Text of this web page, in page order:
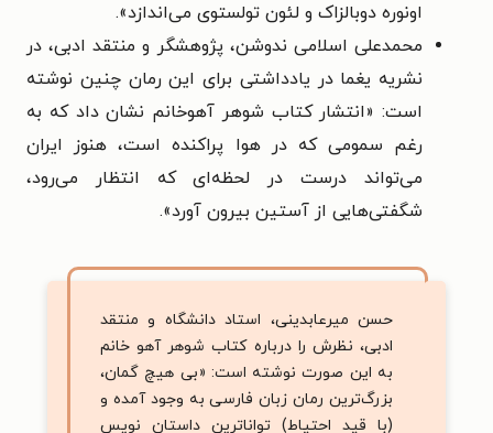
اونوره دوبالزاک و لئون تولستوی می‌اندازد».
محمدعلی اسلامی ندوشن، پژوهشگر و منتقد ادبی، در
نشریه یغما در یادداشتی برای این رمان چنین نوشته
است: «انتشار کتاب شوهر آهوخانم نشان داد که به
رغم سمومی که در هوا پراکنده است، هنوز ایران
می‌تواند درست در لحظه‌ای که انتظار می‌رود،
شگفتی‌هایی از آستین بیرون آورد».
حسن میرعابدینی، استاد دانشگاه و منتقد
ادبی، نظرش را درباره کتاب شوهر آهو خانم
به این صورت نوشته است: «بی هیچ گمان،
بزرگ‌ترین رمان زبان فارسی به وجود آمده و
(با قید احتیاط) تواناترین داستان نویس